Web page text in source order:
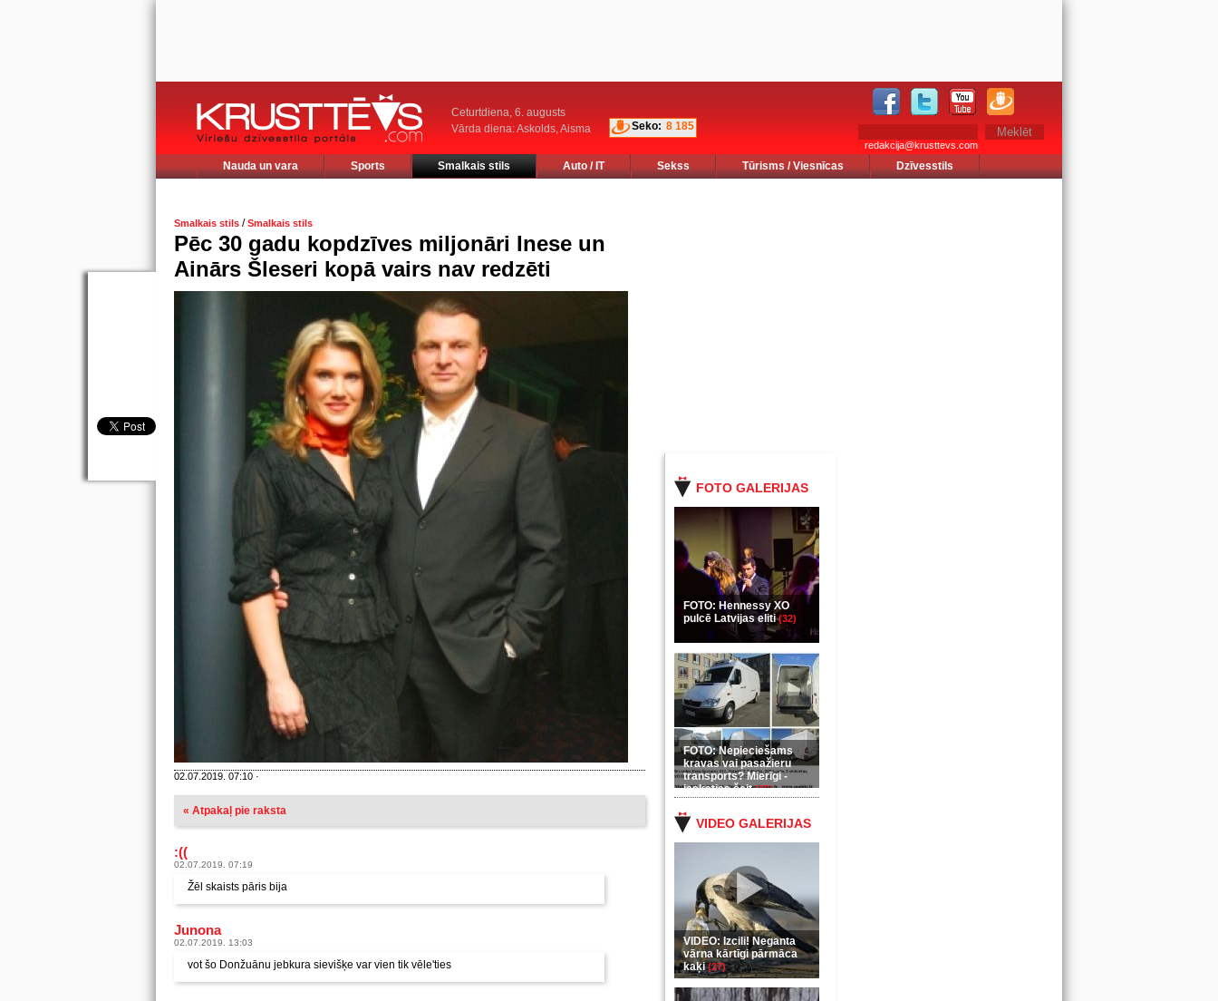
Ceturtdiena, 6. augusts
Vārda diena: Askolds, Aisma
Seko: 8 185
redakcija@krusttevs.com
Nauda un vara Sports Smalkais stils Auto / IT Sekss Tūrisms / Viesnīcas Dzīvesstils
FOTO GALERIJAS
FOTO: Hennessy XO
pulcē Latvijas eliti(32)
FOTO: Nepieciešams
kravas vai pasažieru
transports? Mierīgi -
ieskaties šeit(35)
VIDEO GALERIJAS
VIDEO: Izcili! Neganta
vārna kārtīgi pārmāca
kaķi(37)
Smalkais stils /Smalkais stils
Pēc 30 gadu kopdzīves miljonāri Inese un
Ainārs Šleseri kopā vairs nav redzēti
02.07.2019. 07:10 ·
« Atpakaļ pie raksta
:((
02.07.2019. 07:19
Žēl skaists pāris bija
Junona
02.07.2019. 13:03
vot šo Donžuānu jebkura sievišķe var vien tik vēle'ties